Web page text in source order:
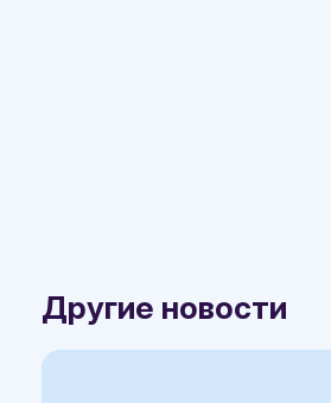
Другие новости